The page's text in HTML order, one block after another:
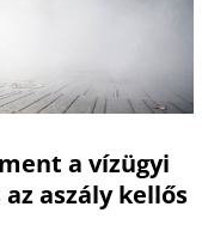
a vízügyi
aszály kellős